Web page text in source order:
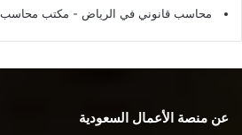
محاسب قانوني في الرياض - مكتب محاسب
عن منصة الأعمال السعودية